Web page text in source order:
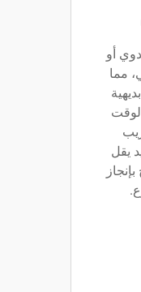
أو
مما
يقل